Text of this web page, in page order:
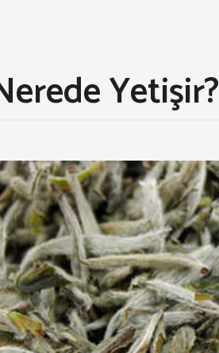
Yetişir?